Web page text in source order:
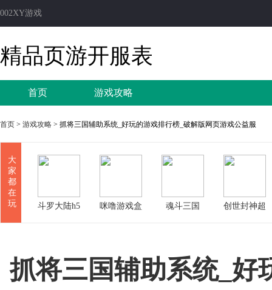
002XY游戏
精品页游开服表
首页 游戏攻略
首页 > 游戏攻略 > 抓将三国辅助系统_好玩的游戏排行榜_破解版网页游戏公益服
大
家
都
在
玩
斗罗大陆h5
咪噜游戏盒
魂斗三国
创世封神超
抓将三国辅助系统_好